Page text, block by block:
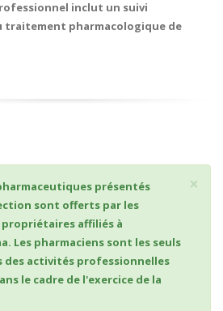
inclut un suivi
traitement pharmacologique de
×
présentés
sont offerts par les
propriétaires affiliés à
Les pharmaciens sont les seuls
des activités professionnelles
le cadre de l'exercice de la